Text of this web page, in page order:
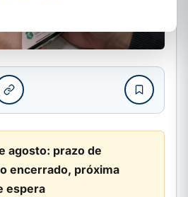
agosto: prazo de
encerrado, próxima
espera